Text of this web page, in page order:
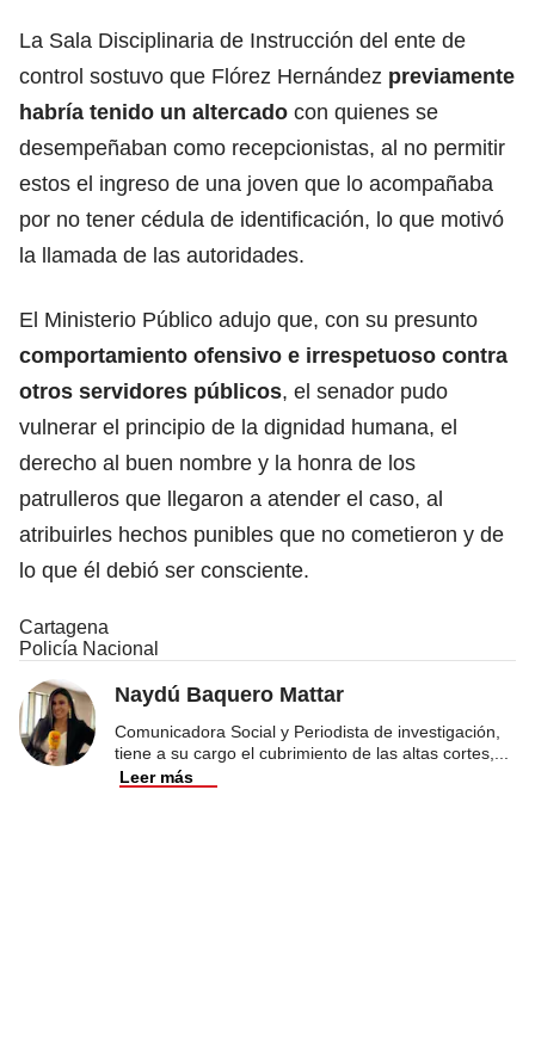
La Sala Disciplinaria de Instrucción del ente de
control sostuvo que Flórez Hernández previamente
habría tenido un altercado con quienes se
desempeñaban como recepcionistas, al no permitir
estos el ingreso de una joven que lo acompañaba
por no tener cédula de identificación, lo que motivó
la llamada de las autoridades.
El Ministerio Público adujo que, con su presunto
comportamiento ofensivo e irrespetuoso contra
otros servidores públicos, el senador pudo
vulnerar el principio de la dignidad humana, el
derecho al buen nombre y la honra de los
patrulleros que llegaron a atender el caso, al
atribuirles hechos punibles que no cometieron y de
lo que él debió ser consciente.
Cartagena
Policía Nacional
Naydú Baquero Mattar
Comunicadora Social y Periodista de investigación,
tiene a su cargo el cubrimiento de las altas cortes,
Leer más